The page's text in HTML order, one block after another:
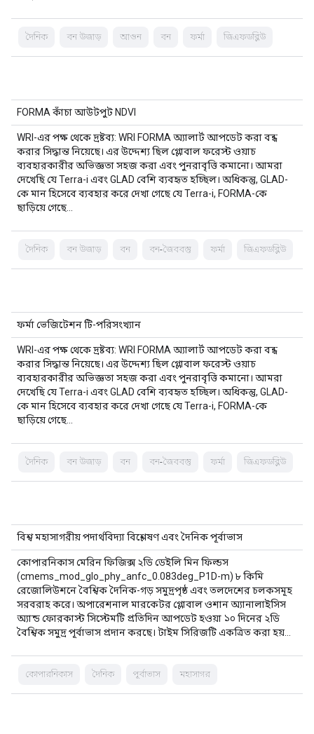
দৈনিক বন উজাড় আগুন বন ফর্মা জিএফডব্লিউ
FORMA কাঁচা আউটপুট NDVI
WRI-এর পক্ষ থেকে দ্রষ্টব্য: WRI FORMA অ্যালার্ট আপডেট করা বন্ধ
করার সিদ্ধান্ত নিয়েছে। এর উদ্দেশ্য ছিল গ্লোবাল ফরেস্ট ওয়াচ
ব্যবহারকারীর অভিজ্ঞতা সহজ করা এবং পুনরাবৃত্তি কমানো। আমরা
দেখেছি যে Terra-i এবং GLAD বেশি ব্যবহৃত হচ্ছিল। অধিকন্তু, GLAD-
কে মান হিসেবে ব্যবহার করে দেখা গেছে যে Terra-i, FORMA-কে
ছাড়িয়ে গেছে…
দৈনিক বন উজাড় বন বন-জৈববস্তু ফর্মা জিএফডব্লিউ
ফর্মা ভেজিটেশন টি-পরিসংখ্যান
WRI-এর পক্ষ থেকে দ্রষ্টব্য: WRI FORMA অ্যালার্ট আপডেট করা বন্ধ
করার সিদ্ধান্ত নিয়েছে। এর উদ্দেশ্য ছিল গ্লোবাল ফরেস্ট ওয়াচ
ব্যবহারকারীর অভিজ্ঞতা সহজ করা এবং পুনরাবৃত্তি কমানো। আমরা
দেখেছি যে Terra-i এবং GLAD বেশি ব্যবহৃত হচ্ছিল। অধিকন্তু, GLAD-
কে মান হিসেবে ব্যবহার করে দেখা গেছে যে Terra-i, FORMA-কে
ছাড়িয়ে গেছে…
দৈনিক বন উজাড় বন বন-জৈববস্তু ফর্মা জিএফডব্লিউ
বিশ্ব মহাসাগরীয় পদার্থবিদ্যা বিশ্লেষণ এবং দৈনিক পূর্বাভাস
কোপারনিকাস মেরিন ফিজিক্স ২ডি ডেইলি মিন ফিল্ডস
(cmems_mod_glo_phy_anfc_0.083deg_P1D-m) ৮ কিমি
রেজোলিউশনে বৈশ্বিক দৈনিক-গড় সমুদ্রপৃষ্ঠ এবং তলদেশের চলকসমূহ
সরবরাহ করে। অপারেশনাল মারকেটর গ্লোবাল ওশান অ্যানালাইসিস
অ্যান্ড ফোরকাস্ট সিস্টেমটি প্রতিদিন আপডেট হওয়া ১০ দিনের ২ডি
বৈশ্বিক সমুদ্র পূর্বাভাস প্রদান করছে। টাইম সিরিজটি একত্রিত করা হয়…
কোপারনিকাস দৈনিক পূর্বাভাস মহাসাগর